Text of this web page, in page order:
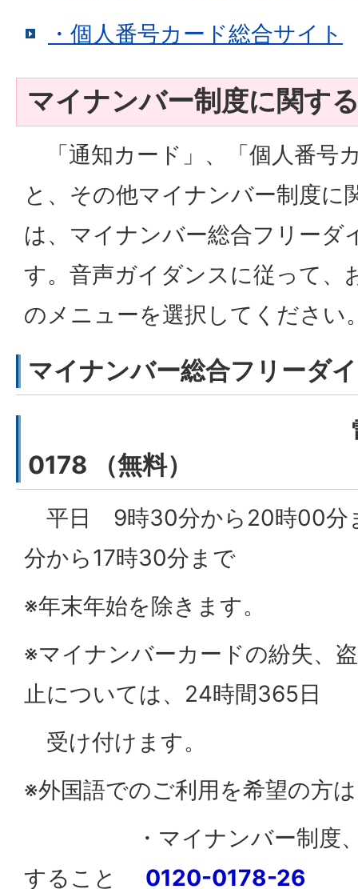
・個人番号カード総合サイト
マイナンバー制度に関す
「通知カード」、「個人番号
と、その他マイナンバー制度に
は、マイナンバー総合フリーダ
す。音声ガイダンスに従って、
のメニューを選択してください
マイナンバー総合フリーダ
電話
0178 （無料）
平日 9時30分から20時00
分から17時30分まで
※年末年始を除きます。
※マイナンバーカードの紛失、
止については、24時間365日
受け付けます。
※外国語でのご利用を希望の方
・マイナンバー制度、マ
すること 0120-0178-26